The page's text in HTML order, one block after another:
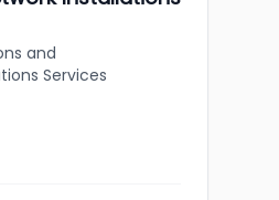
and
Services